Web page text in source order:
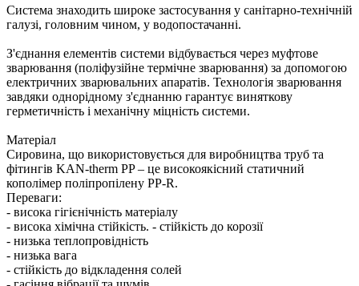
Система знаходить широке застосування у санітарно-технічній
галузі, головним чином, у водопостачанні.
З'єднання елементів системи відбувається через муфтове
зварювання (поліфузійне термічне зварювання) за допомогою
електричних зварювальних апаратів. Технологія зварювання
завдяки однорідному з'єднанню гарантує виняткову
герметичність і механічну міцність системи.
Матеріал
Сировина, що використовується для виробництва труб та
фітингів KAN-therm PP – це високоякісний статичний
кополімер поліпропілену PP-R.
Переваги: ​​
- висока гігієнічність матеріалу
- висока хімічна стійкість. - стійкість до корозії
- низька теплопровідність
- низька вага
- стійкість до відкладення солей